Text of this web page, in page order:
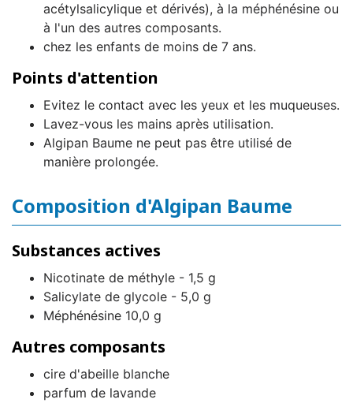
acétylsalicylique et dérivés), à la méphénésine ou
à l'un des autres composants.
chez les enfants de moins de 7 ans.
Points d'attention
Evitez le contact avec les yeux et les muqueuses.
Lavez-vous les mains après utilisation.
Algipan Baume ne peut pas être utilisé de
manière prolongée.
Composition d'Algipan Baume
Substances actives
Nicotinate de méthyle - 1,5 g
Salicylate de glycole - 5,0 g
Méphénésine 10,0 g
Autres composants
cire d'abeille blanche
parfum de lavande